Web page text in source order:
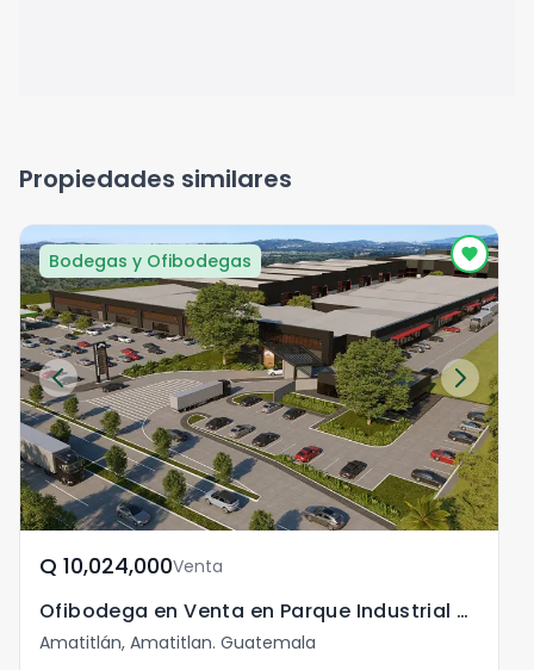
Propiedades similares
Bodegas y Ofibodegas
Q	10,024,000Venta
Ofibodega en Venta en Parque Industrial en Amatitlán
Amatitlán, Amatitlan. Guatemala